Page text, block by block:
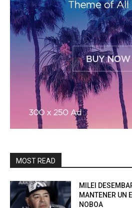
MOST READ
MILEI
MANTENER UN
NOBOA